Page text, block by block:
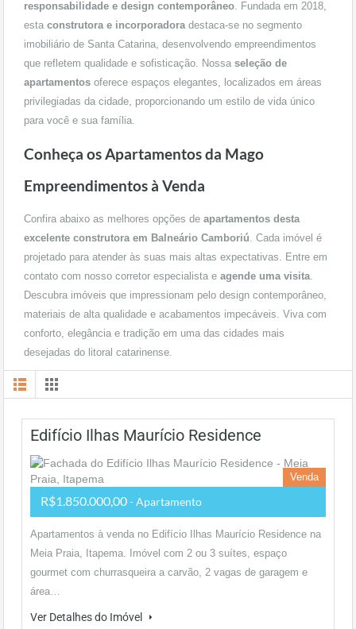
responsabilidade e design contemporâneo. Fundada em 2018,
esta construtora e incorporadoradestaca-se no segmento
imobiliário de Santa Catarina, desenvolvendo empreendimentos
que refletem qualidade e sofisticação. Nossa seleção de
apartamentos oferece espaços elegantes, localizados em áreas
privilegiadas da cidade, proporcionando um estilo de vida único
para você e sua família.
Conheça os Apartamentos da Mago
Empreendimentos à Venda
Confira abaixo as melhores opções de apartamentos desta
excelente construtora em Balneário Camboriú. Cada imóvel é
projetado para atender às suas mais altas expectativas. Entre em
contato com nosso corretor especialista e agende uma visita.
Descubra imóveis que impressionam pelo design contemporâneo,
materiais de alta qualidade e acabamentos impecáveis. Viva com
conforto, elegância e tradição em uma das cidades mais
desejadas do litoral catarinense.
Edifício Ilhas Maurício Residence
Venda
R$1.850.000,00- Apartamento
Apartamentos à venda no Edifício Ilhas Maurício Residence na
Meia Praia, Itapema. Imóvel com 2 ou 3 suítes, espaço
gourmet com churrasqueira a carvão, 2 vagas de garagem e
área…
Ver Detalhes do Imóvel